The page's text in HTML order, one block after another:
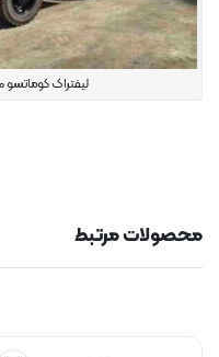
لیفتراک کوماتسو FD80
محصولات مرتبط